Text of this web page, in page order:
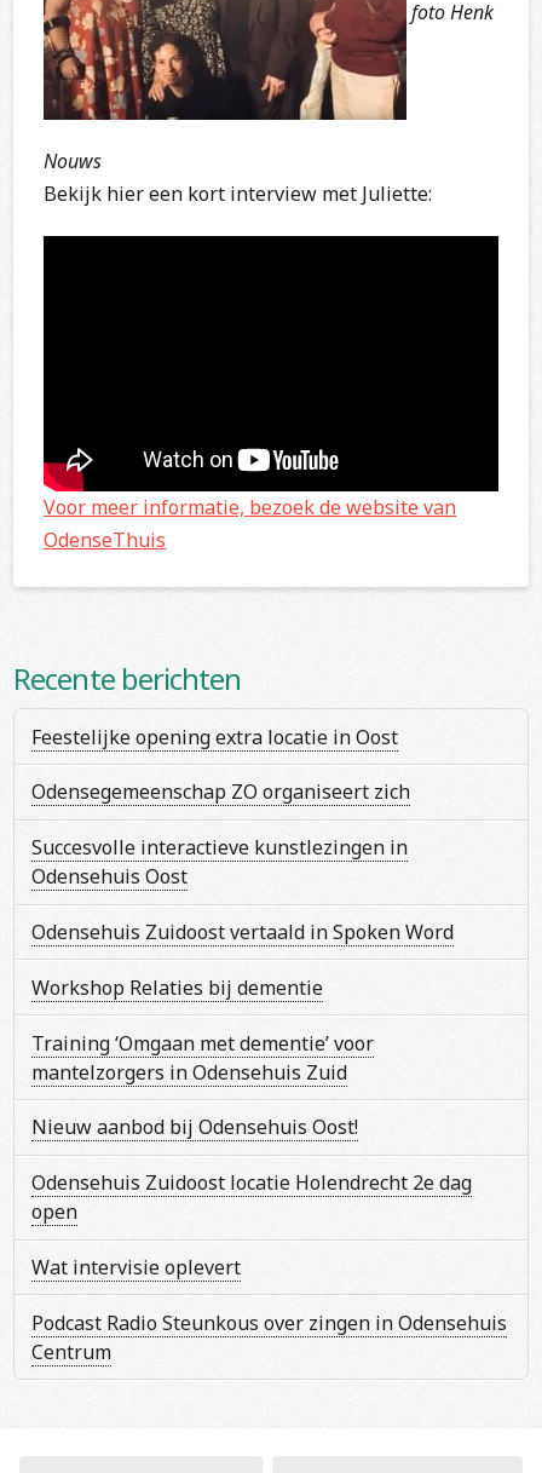
foto Henk
Nouws
Bekijk hier een kort interview met Juliette:
Voor meer informatie, bezoek de website van
OdenseThuis
Recente berichten
Feestelijke opening extra locatie in Oost
Odensegemeenschap ZO organiseert zich
Succesvolle interactieve kunstlezingen in
Odensehuis Oost
Odensehuis Zuidoost vertaald in Spoken Word
Workshop Relaties bij dementie
Training ‘Omgaan met dementie’ voor
mantelzorgers in Odensehuis Zuid
Nieuw aanbod bij Odensehuis Oost!
Odensehuis Zuidoost locatie Holendrecht 2e dag
open
Wat intervisie oplevert
Podcast Radio Steunkous over zingen in Odensehuis
Centrum